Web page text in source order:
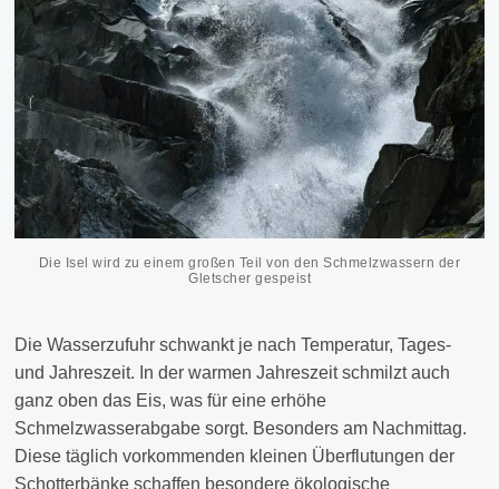
Die Isel wird zu einem großen Teil von den Schmelzwassern der
Gletscher gespeist
Die Wasserzufuhr schwankt je nach Temperatur, Tages-
und Jahreszeit. In der warmen Jahreszeit schmilzt auch
ganz oben das Eis, was für eine erhöhe
Schmelzwasserabgabe sorgt. Besonders am Nachmittag.
Diese täglich vorkommenden kleinen Überflutungen der
Schotterbänke schaffen besondere ökologische